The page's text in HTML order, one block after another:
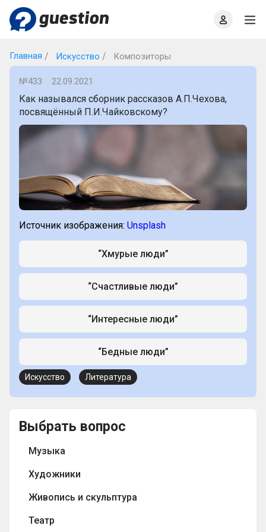
Главная Искусство Композиторы
№433 22.09.2021
Как назывался сборник рассказов А.П.Чехова,
посвящённый П.И.Чайковскому?
Источник изображения: Unsplash
“Хмурые люди”
“Счастливые люди”
“Интересные люди”
“Бедные люди”
Искусство Литература
Выбрать вопрос
Музыка
Художники
Живопись и скульптура
Театр